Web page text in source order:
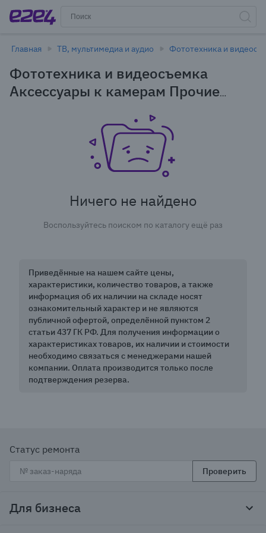
Главная ТВ, мультимедиа и аудио Фототехника и
Фототехника и видеосъемка
Аксессуары к камерам Прочие
Ничего не найдено
Воспользуйтесь поиском по каталогу ещё раз
Приведённые на нашем сайте цены,
характеристики, количество товаров, а также
информация об их наличии на складе носят
ознакомительный характер и не являются
публичной офертой, определённой пунктом 2
статьи 437 ГК РФ. Для получения информации о
характеристиках товаров, их наличии и стоимости
необходимо связаться с менеджерами нашей
компании. Оплата производится только после
подтверждения резерва.
Статус ремонта
Проверить
Для бизнеса